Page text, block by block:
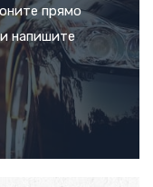
прямо
напишите